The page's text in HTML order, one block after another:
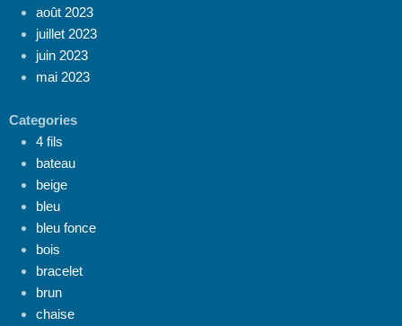
août 2023
juillet 2023
juin 2023
mai 2023
Categories
4 fils
bateau
beige
bleu
bleu fonce
bois
bracelet
brun
chaise